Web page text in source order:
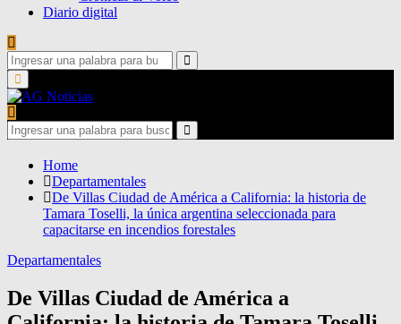
Diario digital
Search
for:
Search
Primary
Menu
Search
for:
Search
Home
Departamentales
De Villas Ciudad de América a California: la historia de
Tamara Toselli, la única argentina seleccionada para
capacitarse en incendios forestales
Departamentales
De Villas Ciudad de América a